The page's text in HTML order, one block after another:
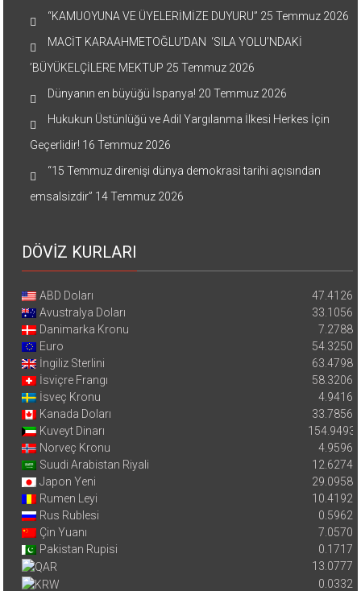
“KAMUOYUNA VE ÜYELERİMİZE DUYURU” 25 Temmuz 2026
MACİT KARAAHMETOĞLU’DAN ‘SILA YOLU’NDAKİ
’BÜYÜKELÇİLERE MEKTUP 25 Temmuz 2026
Dünyanın en büyüğü İspanya! 20 Temmuz 2026
Hukukun Üstünlüğü ve Adil Yargılanma İlkesi Herkes İçin
Geçerlidir! 16 Temmuz 2026
“15 Temmuz direnişi dünya demokrasi tarihi açısından
emsalsizdir” 14 Temmuz 2026
DÖVİZ KURLARI
ABD Doları
47.4126
Avustralya Doları
33.1056
Danimarka Kronu
7.2788
Euro
54.3250
İngiliz Sterlini
63.4798
İsviçre Frangı
58.3206
İsveç Kronu
4.9416
Kanada Doları
33.7856
Kuveyt Dinarı
154.9493
Norveç Kronu
4.9596
Suudi Arabistan Riyali
12.6274
Japon Yeni
29.0958
Rumen Leyi
10.4192
Rus Rublesi
0.5962
Çin Yuanı
7.0570
Pakistan Rupisi
0.1717
13.0777
0.0332